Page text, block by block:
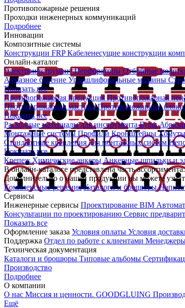
Противопожарные решения
Проходки инженерных коммуникаций
Подробнее
Инновации
Композитные системы
Конструкции FRPКабеленесущие конструкции
Онлайн-каталог
ЭлектроинструментПерфораторы Отбойные
Алмазное бурение Углошлифовальные машины
Показать все
Противопожарная продукция Противопожарная
Противопожарная мастикаПротивопожарные блоки
Показать все
Расходные материалы для инструментаБуры
Монтажные системы Профили КронштейныХомуты
Стандартные крепления для монтажных систем
Показать все
КрепежХимические анкеры Анкерные шпильки и
В онлайн-каталоге представлена часть ассортимента.
Дополнительно о нашей продукции вы можете
Комплексные решения Каталоги и брошюры
Сервисы
Инженерные сервисы Проектирование BIM
Консультации по проектированию Сервис
Показать все
Оформление заказа Условия оплаты Условия
Поддержка Отдел по работе с клиентами
Техническая документация
Каталоги и брошюры Типовые альбомы
Производство
Подробнее
О компании
О нас Миссия и ценности. GOODGLUING
Ещё